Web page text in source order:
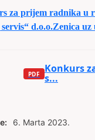
za prijem radnika u
d.o.o.Zenica
Konkurs
s...
6. Marta 2023.